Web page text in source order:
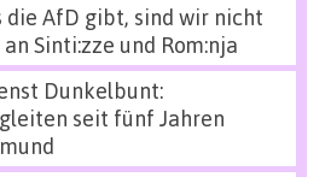
die AfD gibt, sind wir nicht
Sinti:zze und Rom:nja
Dunkelbunt:
seit fünf Jahren